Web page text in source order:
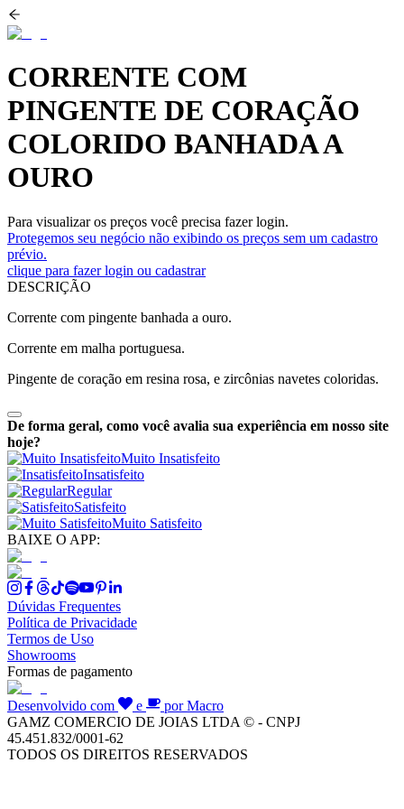
CORRENTE COM
PINGENTE DE CORAÇÃO
COLORIDO BANHADA A
OURO
Para visualizar os preços você precisa fazer login.
Protegemos seu negócio não exibindo os preços sem um cadastro
prévio.
clique para fazer login ou cadastrar
DESCRIÇÃO
Corrente com pingente banhada a ouro.
Corrente em malha portuguesa.
Pingente de coração em resina rosa, e zircônias navetes coloridas.
De forma geral, como você avalia sua experiência em nosso site
hoje?
Muito Insatisfeito
Insatisfeito
Regular
Satisfeito
Muito Satisfeito
BAIXE O APP:
Dúvidas Frequentes
Política de Privacidade
Termos de Uso
Showrooms
Formas de pagamento
Desenvolvido com e
por Macro
GAMZ COMERCIO DE JOIAS LTDA © - CNPJ
45.451.832/0001-62
TODOS OS DIREITOS RESERVADOS